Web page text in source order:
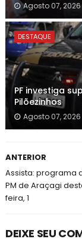
Agosto 07, 2026
DESTAQUE
PF investiga
Pilõezinhos
Agosto 07, 2026
ANTERIOR
Assista: programa
PM de Araçagi
feira, 1
DEIXE SEU